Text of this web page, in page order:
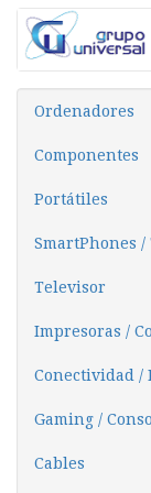
Ordenadores
Componentes
Portátiles
SmartPhones /
Televisor
Impresoras /
Conectividad /
Gaming /
Cables